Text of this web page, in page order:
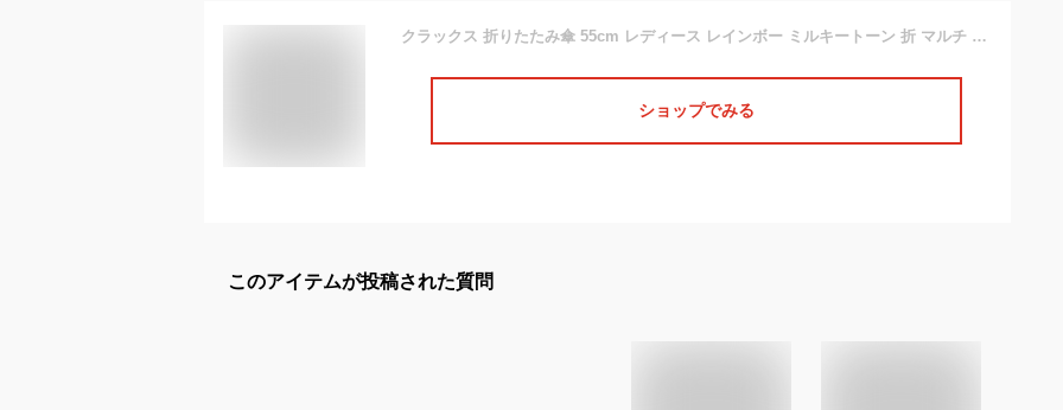
クラックス 折りたたみ傘 55cm レディース レインボー ミルキートーン 折 マルチ 雨傘 手開き
ショップでみる
このアイテムが投稿された質問